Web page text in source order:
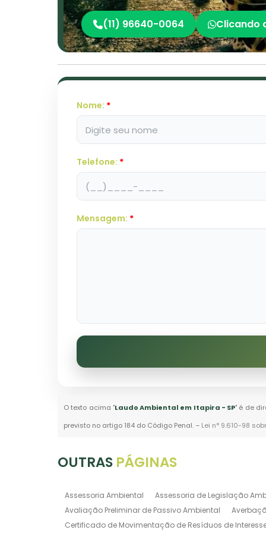
(11) 96640-0064 Clicando
Nome: *
Telefone: *
Mensagem: *
O texto acima "Laudo Ambiental em Itapira - SP" é de
previsto no artigo 184 do Código Penal. – Lei n° 9.610-98
OUTRAS PÁGINAS
Assessoria Ambiental Assessoria de Legislação
Avaliação Preliminar de Passivo Ambiental
Certificado de Movimentação de Resíduos de